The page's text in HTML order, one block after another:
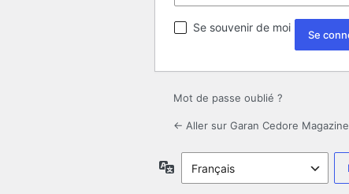
Se souvenir de moi
Mot de passe oublié ?
← Aller sur Garan Cedore Magazine
Langue